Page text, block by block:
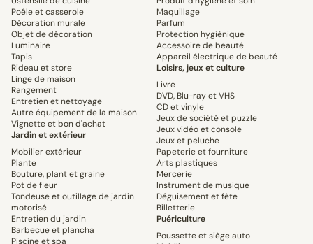
Poêle et casserole
Décoration murale
Objet de décoration
Luminaire
Tapis
Rideau et store
Linge de maison
Rangement
Entretien et nettoyage
Autre équipement de la maison
Vignette et bon d'achat
Jardin et extérieur
Mobilier extérieur
Plante
Bouture, plant et graine
Pot de fleur
Tondeuse et outillage de jardin
motorisé
Entretien du jardin
Barbecue et plancha
Piscine et spa
Maquillage
Parfum
Protection hygiénique
Accessoire de beauté
Appareil électrique de beauté
Loisirs, jeux et culture
Livre
DVD, Blu-ray et VHS
CD et vinyle
Jeux de société et puzzle
Jeux vidéo et console
Jeux et peluche
Papeterie et fourniture
Arts plastiques
Mercerie
Instrument de musique
Déguisement et fête
Billetterie
Puériculture
Poussette et siège auto